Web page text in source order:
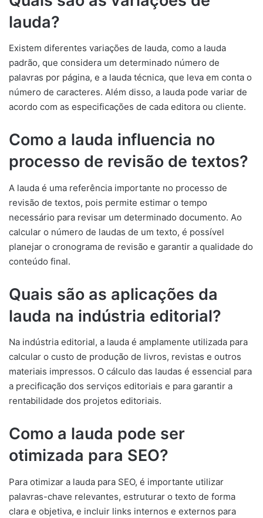
lauda?
Existem diferentes variações de lauda, como a lauda
padrão, que considera um determinado número de
palavras por página, e a lauda técnica, que leva em conta o
número de caracteres. Além disso, a lauda pode variar de
acordo com as especificações de cada editora ou cliente.
Como a lauda influencia no
processo de revisão de textos?
A lauda é uma referência importante no processo de
revisão de textos, pois permite estimar o tempo
necessário para revisar um determinado documento. Ao
calcular o número de laudas de um texto, é possível
planejar o cronograma de revisão e garantir a qualidade do
conteúdo final.
Quais são as aplicações da
lauda na indústria editorial?
Na indústria editorial, a lauda é amplamente utilizada para
calcular o custo de produção de livros, revistas e outros
materiais impressos. O cálculo das laudas é essencial para
a precificação dos serviços editoriais e para garantir a
rentabilidade dos projetos editoriais.
Como a lauda pode ser
otimizada para SEO?
Para otimizar a lauda para SEO, é importante utilizar
palavras-chave relevantes, estruturar o texto de forma
clara e objetiva, e incluir links internos e externos para